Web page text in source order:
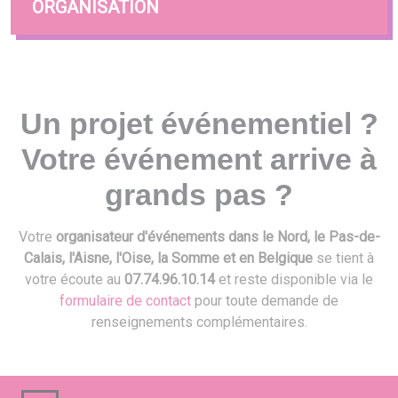
ORGANISATION
Un projet événementiel ?
Votre événement arrive à
grands pas ?
Votre organisateur d'événements dans le Nord, le Pas-de-
Calais, l'Aisne, l'Oise, la Somme et en Belgique se tient à
votre écoute au 07.74.96.10.14et reste disponible via le
formulaire de contact pour toute demande de
renseignements complémentaires.